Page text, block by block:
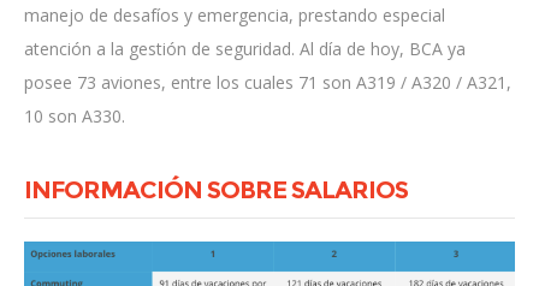
manejo de desafíos y emergencia, prestando especial
atención a la gestión de seguridad. Al día de hoy, BCA ya
posee 73 aviones, entre los cuales 71 son A319 / A320 / A321,
10 son A330.
INFORMACIÓN SOBRE SALARIOS